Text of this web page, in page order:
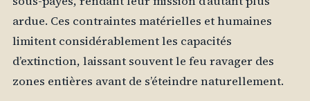
ardue. Ces contraintes matérielles et humaines
limitent considérablement les capacités
d’extinction, laissant souvent le feu ravager des
zones entières avant de s’éteindre naturellement.